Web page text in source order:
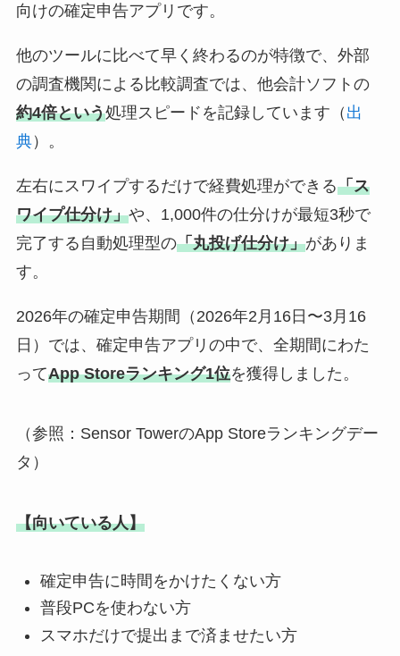
向けの確定申告アプリです。
他のツールに比べて早く終わるのが特徴で、外部
の調査機関による比較調査では、他会計ソフトの
約4倍という処理スピードを記録しています（ 出
典）。
左右にスワイプするだけで経費処理ができる「ス
ワイプ仕分け」や、1,000件の仕分けが最短3秒で
完了する自動処理型の「丸投げ仕分け」がありま
す。
2026年の確定申告期間（2026年2月16日〜3月16
日）では、確定申告アプリの中で、全期間にわた
ってApp Storeランキング1位を獲得しました。
（参照：Sensor TowerのApp Storeランキングデー
タ）
【向いている人】
確定申告に時間をかけたくない方
普段PCを使わない方
スマホだけで提出まで済ませたい方